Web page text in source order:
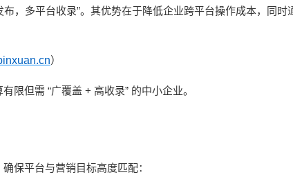
布，多平台收录”。其优势在于降低企业跨平台操作成本，同时
）
有限但需 “广覆盖 + 高收录” 的中小企业。
保平台与营销目标高度匹配：